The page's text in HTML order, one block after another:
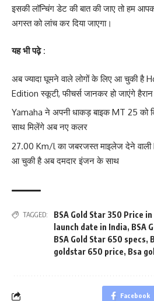
इसकी लॉन्चिंग डेट की बात की जाए तो हम
अगस्त को लांच कर दिया जाएगा।
यह भी पढ़े :
अब ज्यादा घूमने वाले लोगों के लिए आ चुकी है
Edition स्कूटी, फीचर्स जानकर हो जाएंगे हैरान
Yamaha ने अपनी धाकड़ बाइक MT 25 को
साथ मिलेंगे अब नए कलर
27.00 Km/l का जबरजस्त माइलेज देने
आ चुकी है अब दमदार इंजन के साथ
TAGGED: BSA Gold Star 350 Price
launch date in India, BSA
BSA Gold Star 650 specs,
goldstar 650 price, Bsa
Facebook